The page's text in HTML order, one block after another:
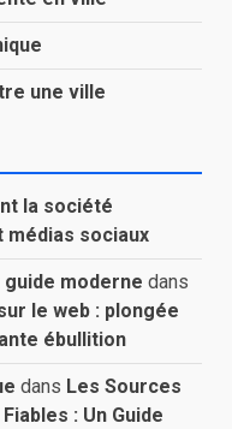
une ville
la société
sociaux
guide moderne dans
le web : plongée
ébullition
dans Les Sources
: Un Guide